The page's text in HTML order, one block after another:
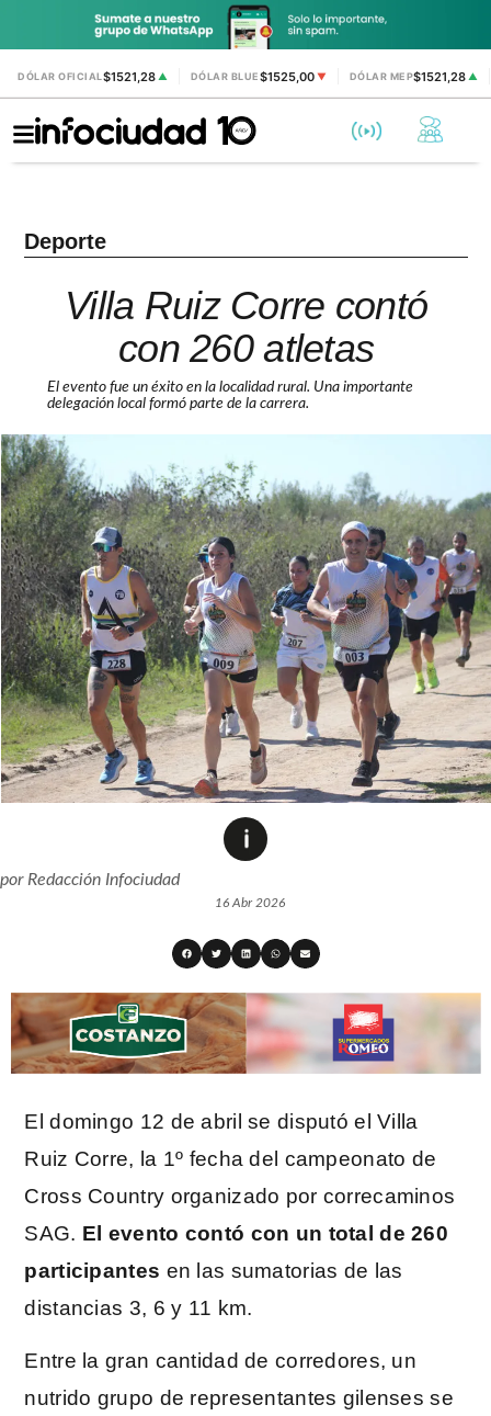
DÓLAR OFICIAL$1521,28 ▲ DÓLAR BLUE$1525,00 ▼ DÓLAR MEP$1521,28▲
Deporte
Villa Ruiz Corre contó
con 260 atletas
El evento fue un éxito en la localidad rural. Una importante
delegación local formó parte de la carrera.
porRedacción Infociudad
16 Abr 2026
El domingo 12 de abril se disputó el Villa
Ruiz Corre, la 1º fecha del campeonato de
Cross Country organizado por correcaminos
SAG. El evento contó con un total de 260
participantes en las sumatorias de las
distancias 3, 6 y 11 km.
Entre la gran cantidad de corredores, un
nutrido grupo de representantes gilenses se